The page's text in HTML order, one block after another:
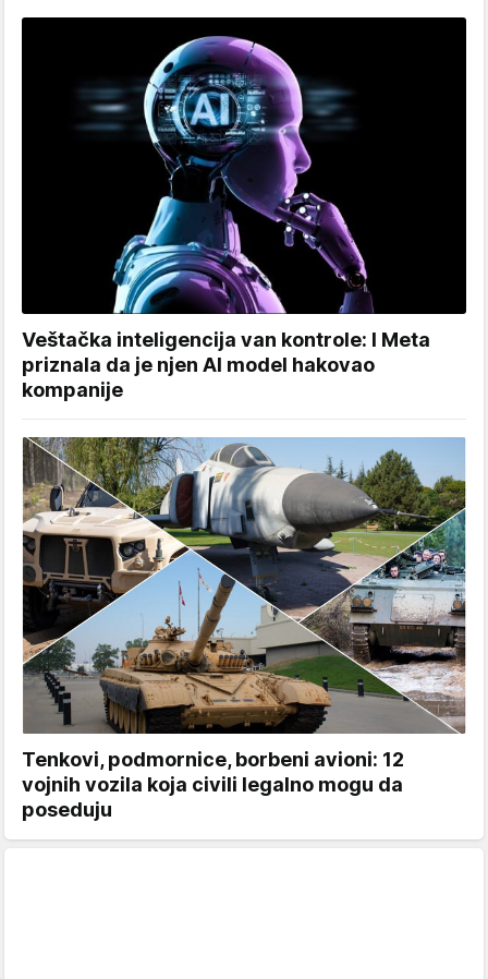
Veštačka inteligencija van kontrole: I Meta
priznala da je njen AI model hakovao
kompanije
Tenkovi, podmornice, borbeni avioni: 12
vojnih vozila koja civili legalno mogu da
poseduju